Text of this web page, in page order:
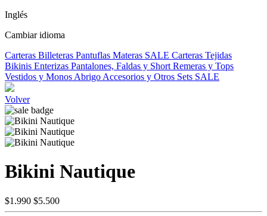
Inglés
Cambiar idioma
Carteras Billeteras Pantuflas Materas SALE Carteras Tejidas
Bikinis Enterizas Pantalones, Faldas y Short Remeras y Tops
Vestidos y Monos Abrigo Accesorios y Otros Sets SALE
Volver
Bikini Nautique
$1.990 $5.500